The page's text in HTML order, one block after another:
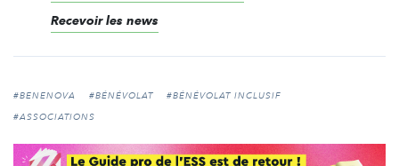
Recevoir les news
#BENENOVA #BÉNÉVOLAT
#BÉNÉVOLAT INCLUSIF
#ASSOCIATIONS